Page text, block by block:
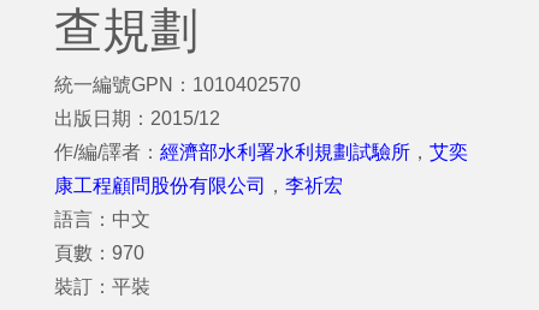
查規劃
統一編號GPN：1010402570
出版日期：2015/12
作/編/譯者： 經濟部水利署水利規劃試驗所 ， 艾奕
康工程顧問股份有限公司
， 李祈宏
語言：中文
頁數：970
裝訂：平裝